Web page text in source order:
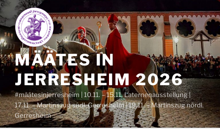
Zum
Inhalt
springen
MÄÄTES IN
JERRESHEIM 2026
#määtesinjerresheim | 10.11. – 15.11. Laternenausstellung |
17.11. – Martinszug südl. Gerresheim | 19.11. – Martinszug nördl.
Gerresheim